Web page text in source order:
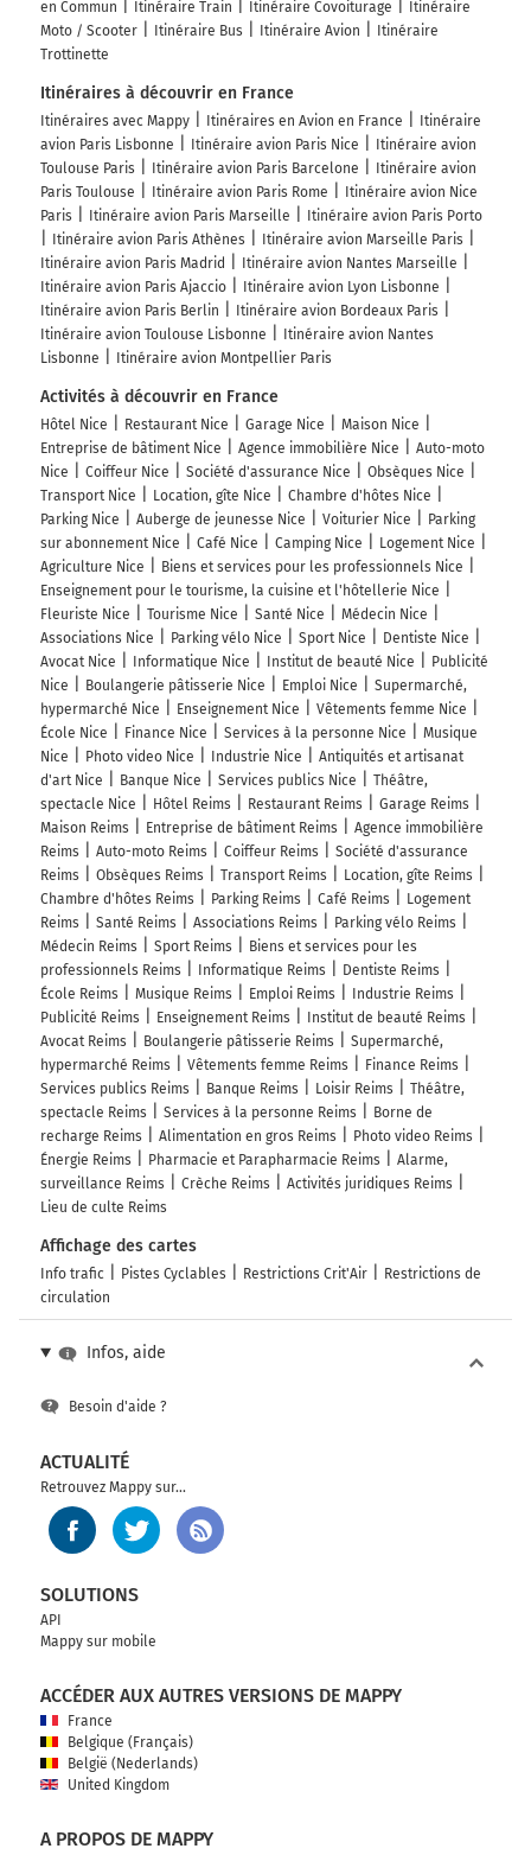
en Commun
Itinéraire Train Itinéraire Covoiturage
Itinéraire
Moto / Scooter
Itinéraire Bus Itinéraire Avion
Itinéraire
Trottinette
Itinéraires à découvrir en France
Itinéraires avec Mappy Itinéraires en Avion en France
Itinéraire
avion Paris Lisbonne
Itinéraire avion Paris Nice
Itinéraire avion
Toulouse Paris
Itinéraire avion Paris Barcelone
Itinéraire avion
Paris Toulouse
Itinéraire avion Paris Rome
Itinéraire avion Nice
Paris
Itinéraire avion Paris Marseille
Itinéraire avion Paris Porto
Itinéraire avion Paris Athènes
Itinéraire avion Marseille Paris
Itinéraire avion Paris Madrid
Itinéraire avion Nantes Marseille
Itinéraire avion Paris Ajaccio
Itinéraire avion Lyon Lisbonne
Itinéraire avion Paris Berlin
Itinéraire avion Bordeaux Paris
Itinéraire avion Toulouse Lisbonne
Itinéraire avion Nantes
Lisbonne
Itinéraire avion Montpellier Paris
Activités à découvrir en France
Hôtel Nice Restaurant Nice Garage Nice
Maison Nice
Entreprise de bâtiment Nice
Agence immobilière Nice
Auto-moto
Nice
Coiffeur Nice Société d'assurance Nice
Obsèques Nice
Transport Nice
Location, gîte Nice
Chambre d'hôtes Nice
Parking Nice
Auberge de jeunesse Nice Voiturier Nice
Parking
sur abonnement Nice
Café Nice Camping Nice
Logement Nice
Agriculture Nice
Biens et services pour les professionnels Nice
Enseignement pour le tourisme, la cuisine et l'hôtellerie Nice
Fleuriste Nice
Tourisme Nice Santé Nice
Médecin Nice
Associations Nice
Parking vélo Nice Sport Nice
Dentiste Nice
Avocat Nice
Informatique Nice Institut de beauté Nice
Publicité
Nice
Boulangerie pâtisserie Nice Emploi Nice
Supermarché,
hypermarché Nice
Enseignement Nice
Vêtements femme Nice
École Nice
Finance Nice Services à la personne Nice
Musique
Nice
Photo video Nice Industrie Nice
Antiquités et artisanat
d'art Nice
Banque Nice Services publics Nice
Théâtre,
spectacle Nice
Hôtel Reims Restaurant Reims
Garage Reims
Maison Reims
Entreprise de bâtiment Reims
Agence immobilière
Reims
Auto-moto Reims Coiffeur Reims
Société d'assurance
Reims
Obsèques Reims Transport Reims
Location, gîte Reims
Chambre d'hôtes Reims
Parking Reims Café Reims
Logement
Reims
Santé Reims Associations Reims
Parking vélo Reims
Médecin Reims
Sport Reims
Biens et services pour les
professionnels Reims
Informatique Reims
Dentiste Reims
École Reims
Musique Reims Emploi Reims
Industrie Reims
Publicité Reims
Enseignement Reims
Institut de beauté Reims
Avocat Reims
Boulangerie pâtisserie Reims
Supermarché,
hypermarché Reims
Vêtements femme Reims
Finance Reims
Services publics Reims
Banque Reims Loisir Reims
Théâtre,
spectacle Reims
Services à la personne Reims
Borne de
recharge Reims
Alimentation en gros Reims
Photo video Reims
Énergie Reims
Pharmacie et Parapharmacie Reims
Alarme,
surveillance Reims
Crèche Reims
Activités juridiques Reims
Lieu de culte Reims
Affichage des cartes
Info trafic Pistes Cyclables Restrictions Crit'Air
Restrictions de
circulation
Infos, aide
Besoin d'aide ?
ACTUALITÉ
Retrouvez Mappy sur...
SOLUTIONS
API
Mappy sur mobile
ACCÉDER AUX AUTRES VERSIONS DE MAPPY
France
Belgique (Français)
België (Nederlands)
United Kingdom
A PROPOS DE MAPPY